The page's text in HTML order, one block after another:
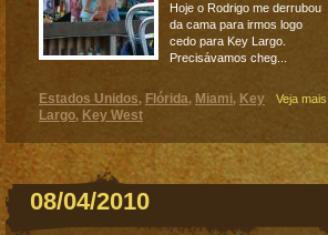
Hoje o Rodrigo me derrubou
da cama para irmos logo
cedo para Key Largo.
Precisávamos cheg...
Veja mais
Estados Unidos, Flórida, Miami, Key
Largo, Key West
08/04/2010